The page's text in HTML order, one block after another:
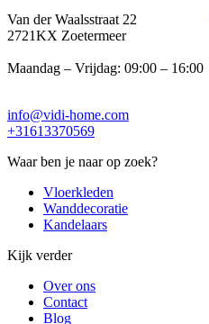
Van der Waalsstraat 22
2721KX Zoetermeer
Maandag – Vrijdag: 09:00 – 16:00
info@vidi-home.com
+31613370569
Waar ben je naar op zoek?
Vloerkleden
Wanddecoratie
Kandelaars
Kijk verder
Over ons
Contact
Blog